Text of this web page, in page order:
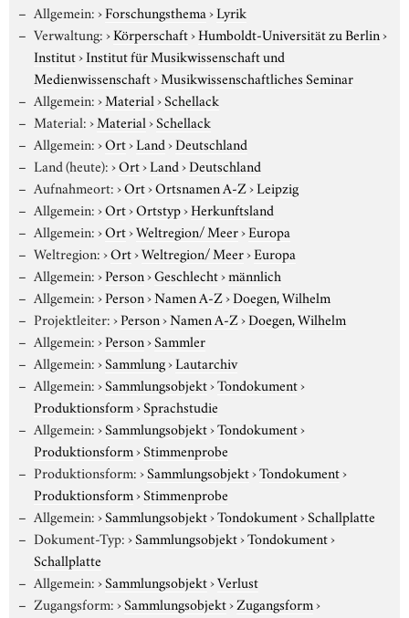
Allgemein:›Forschungsthema›Lyrik
Verwaltung:›Körperschaft›Humboldt-Universität zu Berlin›
Institut›Institut für Musikwissenschaft und
Medienwissenschaft›Musikwissenschaftliches Seminar
Allgemein:›Material›Schellack
Material:›Material›Schellack
Allgemein:›Ort›Land›Deutschland
Land (heute):›Ort›Land›Deutschland
Aufnahmeort:›Ort›Ortsnamen A-Z›Leipzig
Allgemein:›Ort›Ortstyp›Herkunftsland
Allgemein:›Ort›Weltregion/ Meer›Europa
Weltregion:›Ort›Weltregion/ Meer›Europa
Allgemein:›Person›Geschlecht›männlich
Allgemein:›Person›Namen A-Z›Doegen, Wilhelm
Projektleiter:›Person›Namen A-Z›Doegen, Wilhelm
Allgemein:›Person›Sammler
Allgemein:›Sammlung›Lautarchiv
Allgemein:›Sammlungsobjekt›Tondokument›
Produktionsform›Sprachstudie
Allgemein:›Sammlungsobjekt›Tondokument›
Produktionsform›Stimmenprobe
Produktionsform:›Sammlungsobjekt›Tondokument›
Produktionsform›Stimmenprobe
Allgemein:›Sammlungsobjekt›Tondokument›Schallplatte
Dokument-Typ:›Sammlungsobjekt›Tondokument›
Schallplatte
Allgemein:›Sammlungsobjekt›Verlust
Zugangsform:›Sammlungsobjekt›Zugangsform›